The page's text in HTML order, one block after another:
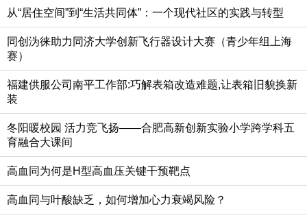
从“居住空间”到“生活共同体”：一个现代社区的实践与转型
同创沩徕助力同济大学创新飞行器设计大赛（青少年组上海
赛）
福建供服公司南平工作部:巧解表箱改造难题,让表箱旧貌换新
装
冬阳暖校园 活力竞飞扬——合肥高新创新实验小学跨学科五
育融合大课间
高血同为何是H型高血压关键干预靶点
高血同与叶酸缺乏，如何增加心力衰竭风险？